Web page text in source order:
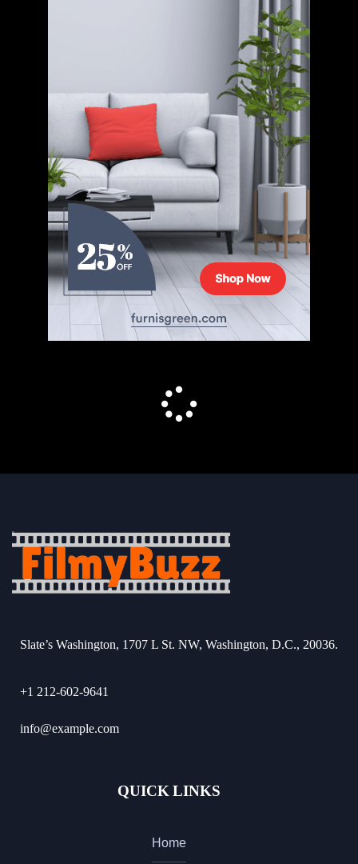
Slate’s Washington, 1707 L St. NW, Washington, D.C., 20036.
+1 212-602-9641
info@example.com
QUICK LINKS
Home